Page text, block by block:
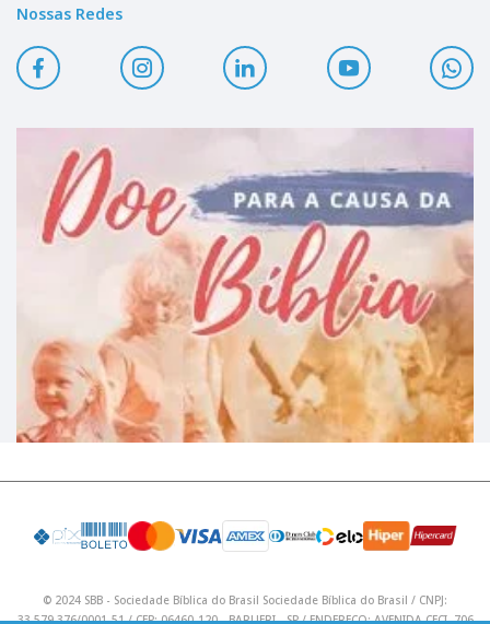
Nossas Redes
© 2024 SBB - Sociedade Bíblica do Brasil Sociedade Bíblica do Brasil / CNPJ:
33.579.376/0001-51 / CEP: 06460-120 - BARUERI - SP / ENDEREÇO: AVENIDA CECI, 706